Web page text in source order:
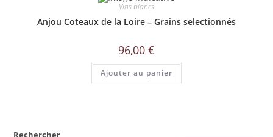
Vins blancs
Anjou Coteaux de la Loire – Grains selectionnés
96,00 €
Ajouter au panier
Rechercher